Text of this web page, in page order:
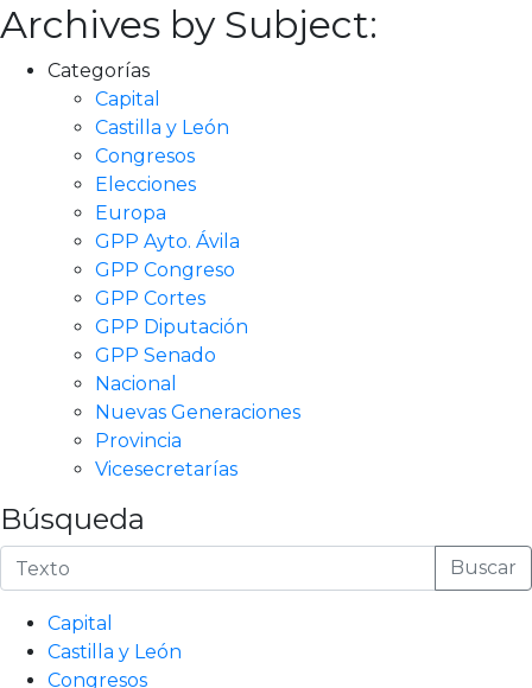
Archives by Subject:
Categorías
Capital
Castilla y León
Congresos
Elecciones
Europa
GPP Ayto. Ávila
GPP Congreso
GPP Cortes
GPP Diputación
GPP Senado
Nacional
Nuevas Generaciones
Provincia
Vicesecretarías
Búsqueda
Buscar
Capital
Castilla y León
Congresos